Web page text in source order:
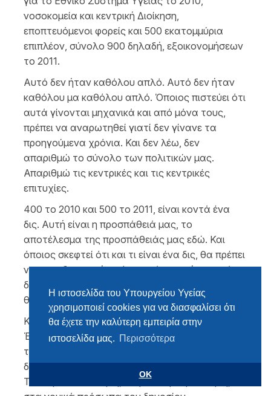
Η ιστοσελίδα του Υπουργείου Υγείας
χρησιμοποιεί cookies για να διασφαλίσει ότι
θα έχετε την καλύτερη εμπειρία στην
ιστοσελίδα μας. Περισσότερα
OK
νοσοκομεία και κεντρική Διοίκηση,
εποπτευόμενοι φορείς και 500 εκατομμύρια
επιπλέον, σύνολο 900 δηλαδή, εξοικονομήσεων
το 2011.
Αυτό δεν ήταν καθόλου απλό. Αυτό δεν ήταν
καθόλου μα καθόλου απλό. Όποιος πιστεύει ότι
αυτά γίνονται μηχανικά και από μόνα τους,
πρέπει να αναρωτηθεί γιατί δεν γίνανε τα
προηγούμενα χρόνια. Και δεν λέω, δεν
απαριθμώ το σύνολο των πολιτικών μας.
Απαριθμώ τις κεντρικές και τις κεντρικές
επιτυχίες.
400 το 2010 και 500 το 2011, είναι κοντά ένα
δις. Αυτή είναι η προσπάθειά μας, το
αποτέλεσμα της προσπάθειάς μας εδώ. Και
όποιος σκεφτεί ότι και τι είναι ένα δις, θα πρέπει
να συνειδητοποιήσει ότι αυτά τα χρήματα εάν
δεν τα εξοικονομούσαμε με τις πολιτικές μας,
θα τα επιφορτιζόταν ο ελληνικός λαός.
Κάθε μέτρο που φορτώνεται στις πλάτες του ο
Έλληνας πολίτης προκύπτει από την αδυναμία
του ελληνικού κράτους να εξορθολογήσει τις
δαπάνες στην υγεία, στην ασφάλιση, στην
Τοπική Αυτοδιοίκηση, στην κεντρική διοίκηση,